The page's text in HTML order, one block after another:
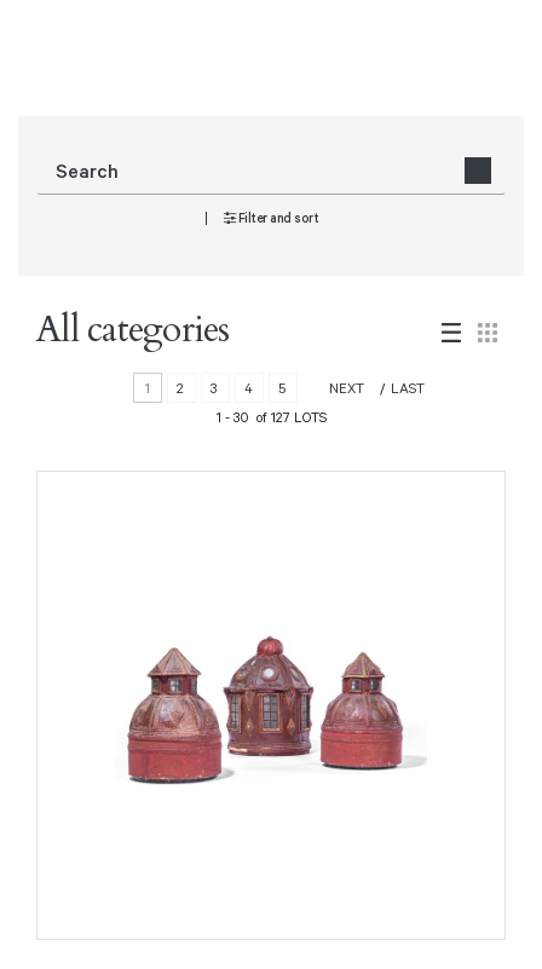
Filter and sort
All categories
1 - 30 of 127 LOTS
1 2 3 4 5 NEXT LAST